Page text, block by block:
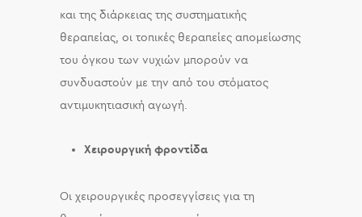
και της διάρκειας της συστηματικής
θεραπείας, οι τοπικές θεραπείες απομείωσης
του όγκου των νυχιών μπορούν να
συνδυαστούν με την από του στόματος
αντιμυκητιασική αγωγή.
Χειρουργική φροντίδα
Οι χειρουργικές προσεγγίσεις για τη